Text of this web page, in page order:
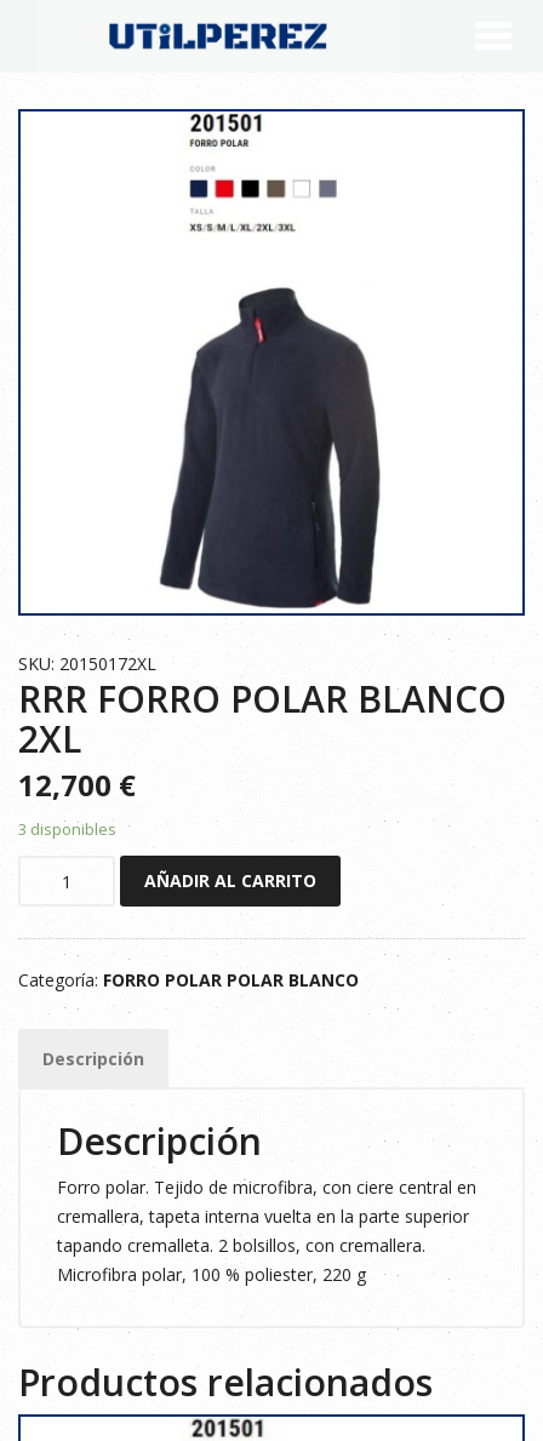
SKU: 20150172XL
RRR FORRO POLAR BLANCO
2XL
12,700 €
3 disponibles
POLAR
BLANCO
2XL
cantidad
AÑADIR AL CARRITO
Categoría: FORRO POLAR POLAR BLANCO
Descripción
Descripción
Forro polar. Tejido de microfibra, con ciere central en
cremallera, tapeta interna vuelta en la parte superior
tapando cremalleta. 2 bolsillos, con cremallera.
Microfibra polar, 100 % poliester, 220 g
Productos relacionados